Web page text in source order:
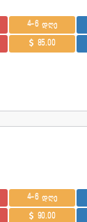
4-6 დღე
85.00
4-6 დღე
90.00